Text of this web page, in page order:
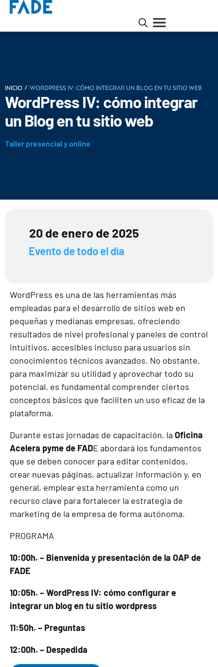
INICIO / Wordpress IV: cómo integrar un Blog en tu sitio web
WordPress IV: cómo integrar
un Blog en tu sitio web
Taller presencial y online
20 de enero de 2025
Evento de todo el día
WordPress es una de las herramientas más
empleadas para el desarrollo de sitios web en
pequeñas y medianas empresas, ofreciendo
resultados de nivel profesional y paneles de control
intuitivos, accesibles incluso para usuarios sin
conocimientos técnicos avanzados. No obstante,
para maximizar su utilidad y aprovechar todo su
potencial, es fundamental comprender ciertos
conceptos básicos que faciliten un uso eficaz de la
plataforma.
Durante estas jornadas de capacitación, la Oficina
Acelera pyme de FADE abordará los fundamentos
que se deben conocer para editar contenidos,
crear nuevas páginas, actualizar información y, en
general, emplear esta herramienta como un
recurso clave para fortalecer la estrategia de
marketing de la empresa de forma autónoma.
PROGRAMA
10:00h. – Bienvenida y presentación de la OAP de
FADE
10:05h. – WordPress IV: cómo configurar e
integrar un blog en tu sitio wordpress
11:50h. – Preguntas
12:00h. – Despedida